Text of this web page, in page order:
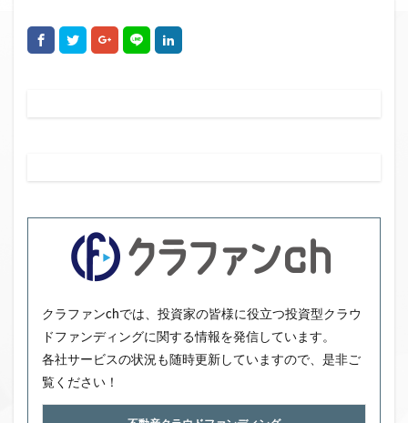
クラファンchでは、投資家の皆様に役立つ投資型クラウ
ドファンディングに関する情報を発信しています。
各社サービスの状況も随時更新していますので、是非ご
覧ください！